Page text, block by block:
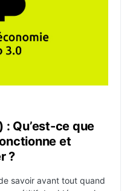
: Qu’est-ce que
et
?
savoir avant tout quand